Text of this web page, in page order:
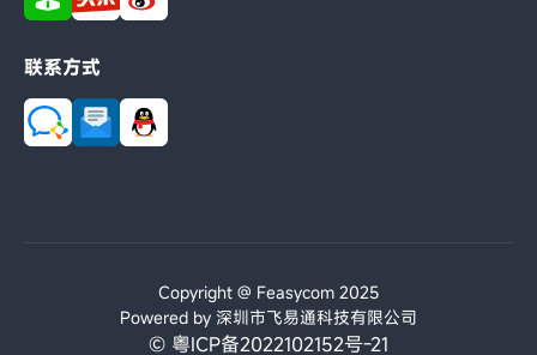
联系方式
Copyright @ Feasycom 2025
Powered by 深圳市飞易通科技有限公司
© 粤ICP备2022102152号-21